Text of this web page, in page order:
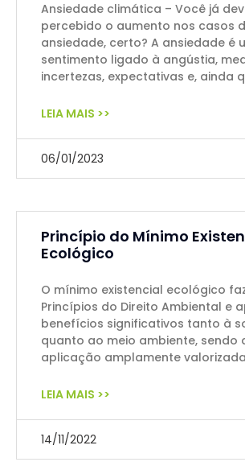
Ansiedade climática – Você já
percebido o aumento nos casos
ansiedade, certo? A ansiedade é
sentimento ligado à angústia,
incertezas, expectativas e, ainda
LEIA MAIS >>
06/01/2023
Princípio do Mínimo
Ecológico
O mínimo existencial ecológico
Princípios do Direito Ambiental e
benefícios significativos tanto à
quanto ao meio ambiente, sendo
aplicação amplamente
LEIA MAIS >>
14/11/2022